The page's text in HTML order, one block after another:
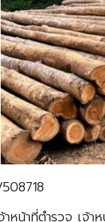
น้าที่ตำรวจ เจ้